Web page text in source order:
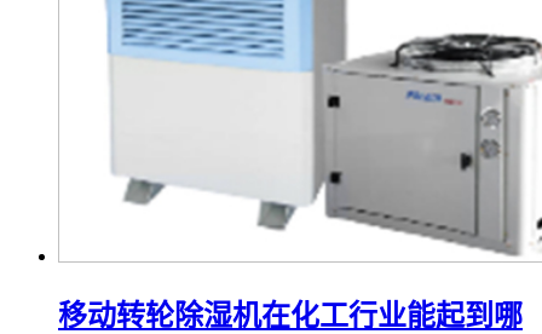
移动转轮除湿机在化工行业能起到哪